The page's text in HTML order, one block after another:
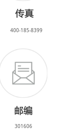
400-185-8399
301606